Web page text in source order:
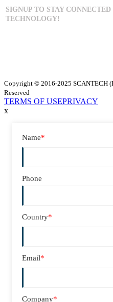
Copyright © 2016-2025 SCANTECH
Reserved
TERMS OF USEPRIVACY
x
Name*
Phone
Country*
Email*
Company*